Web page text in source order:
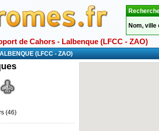
Nom, ville
de Cahors - Lalbenque (LFCC - ZAO)
(LFCC - ZAO)
(46)